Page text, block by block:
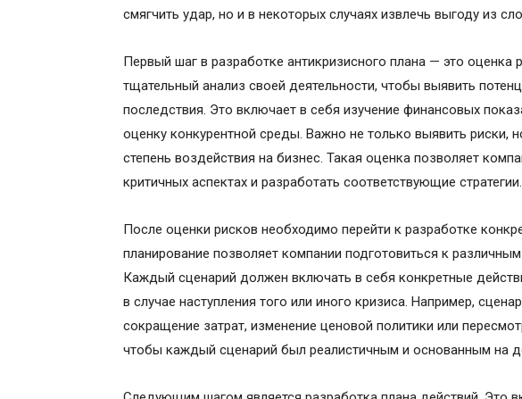
смягчить удар, но и в некоторых случаях извлечь выгоду из
Первый шаг в разработке антикризисного плана — это
тщательный анализ своей деятельности, чтобы выявить
последствия. Это включает в себя изучение финансовых
оценку конкурентной среды. Важно не только выявить риски,
степень воздействия на бизнес. Такая оценка позволяет
критичных аспектах и разработать соответствующие стратегии.
После оценки рисков необходимо перейти к разработке
планирование позволяет компании подготовиться к
Каждый сценарий должен включать в себя конкретные
в случае наступления того или иного кризиса. Например,
сокращение затрат, изменение ценовой политики или
чтобы каждый сценарий был реалистичным и основанным на